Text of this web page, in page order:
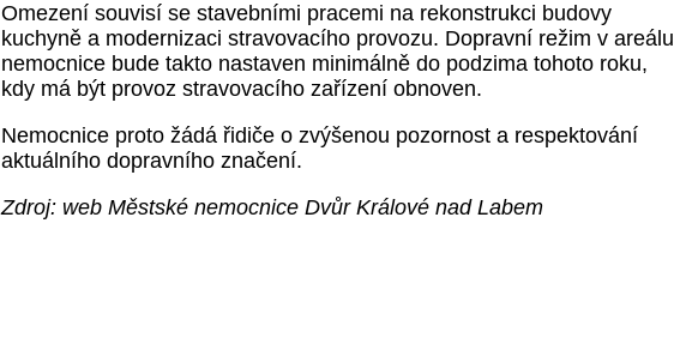
Omezení souvisí se stavebními pracemi na rekonstrukci budovy
kuchyně a modernizaci stravovacího provozu. Dopravní režim v areálu
nemocnice bude takto nastaven minimálně do podzima tohoto roku,
kdy má být provoz stravovacího zařízení obnoven.
Nemocnice proto žádá řidiče o zvýšenou pozornost a respektování
aktuálního dopravního značení.
Zdroj: web Městské nemocnice Dvůr Králové nad Labem